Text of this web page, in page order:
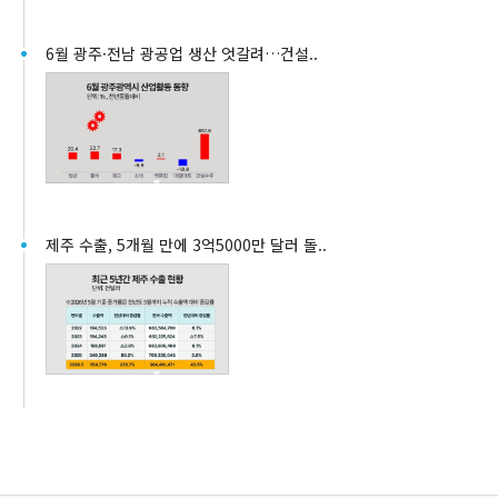
6월 광주·전남 광공업 생산 엇갈려…건설..
제주 수출, 5개월 만에 3억5000만 달러 돌..